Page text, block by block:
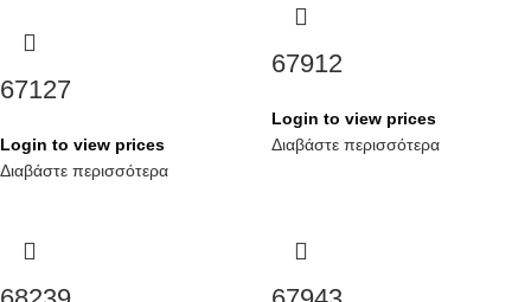
67127
Login to view prices
Διαβάστε περισσότερα
67912
Login to view prices
Διαβάστε περισσότερα